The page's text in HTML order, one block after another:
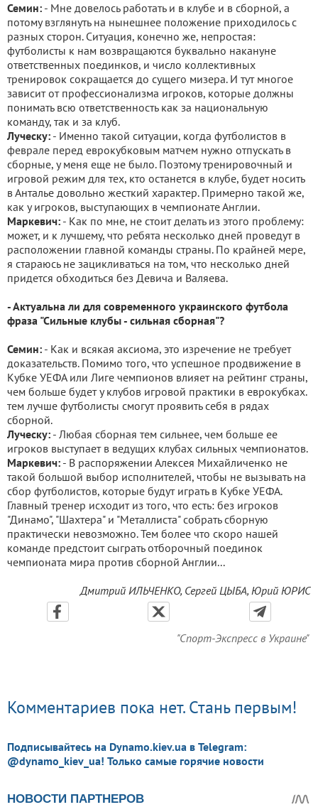
Семин: - Мне довелось работать и в клубе и в сборной, а
потому взглянуть на нынешнее положение приходилось с
разных сторон. Ситуация, конечно же, непростая:
футболисты к нам возвращаются буквально накануне
ответственных поединков, и число коллективных
тренировок сокращается до сущего мизера. И тут многое
зависит от профессионализма игроков, которые должны
понимать всю ответственность как за национальную
команду, так и за клуб.
Луческу: - Именно такой ситуации, когда футболистов в
феврале перед еврокубковым матчем нужно отпускать в
сборные, у меня еще не было. Поэтому тренировочный и
игровой режим для тех, кто останется в клубе, будет носить
в Анталье довольно жесткий характер. Примерно такой же,
как у игроков, выступающих в чемпионате Англии.
Маркевич: - Как по мне, не стоит делать из этого проблему:
может, и к лучшему, что ребята несколько дней проведут в
расположении главной команды страны. По крайней мере,
я стараюсь не зацикливаться на том, что несколько дней
придется обходиться без Девича и Валяева.
- Актуальна ли для современного украинского футбола
фраза "Сильные клубы - сильная сборная"?
Семин: - Как и всякая аксиома, это изречение не требует
доказательств. Помимо того, что успешное продвижение в
Кубке УЕФА или Лиге чемпионов влияет на рейтинг страны,
чем больше будет у клубов игровой практики в еврокубках.
тем лучше футболисты смогут проявить себя в рядах
сборной.
Луческу: - Любая сборная тем сильнее, чем больше ее
игроков выступает в ведущих клубах сильных чемпионатов.
Маркевич: - В распоряжении Алексея Михайличенко не
такой большой выбор исполнителей, чтобы не вызывать на
сбор футболистов, которые будут играть в Кубке УЕФА.
Главный тренер исходит из того, что есть: без игроков
"Динамо", "Шахтера" и "Металлиста" собрать сборную
практически невозможно. Тем более что скоро нашей
команде предстоит сыграть отборочный поединок
чемпионата мира против сборной Англии...
Дмитрий ИЛЬЧЕНКО, Сергей ЦЫБА, Юрий ЮРИС
"Спорт-Экспресс в Украине"
Комментариев пока нет. Стань первым!
Подписывайтесь на Dynamo.kiev.ua в Telegram:
@dynamo_kiev_ua! Только самые горячие новости